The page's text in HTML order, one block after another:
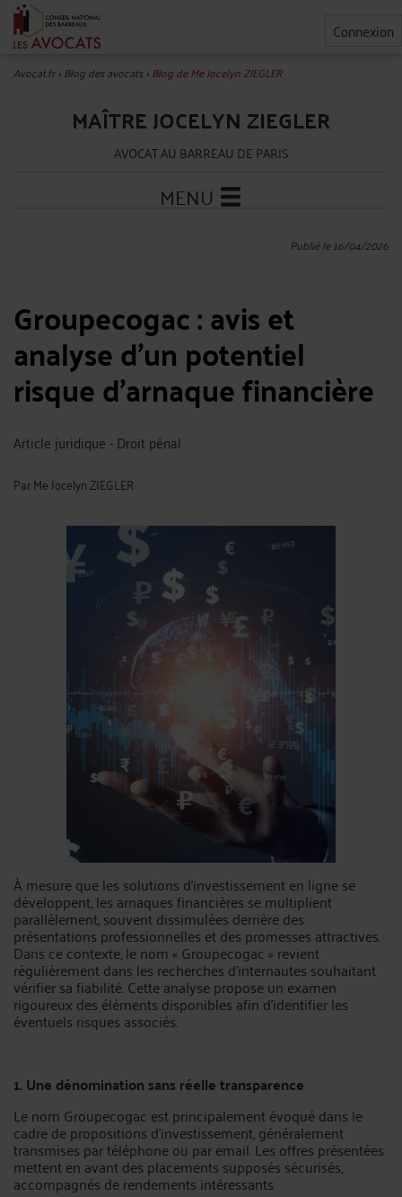
Connexion
Avocat.fr>Blog des avocats>Blog de Me Jocelyn ZIEGLER
MAÎTRE JOCELYN ZIEGLER
AVOCAT AU BARREAU DE PARIS
MENU
Publié le 16/04/2026
Groupecogac : avis et
analyse d’un potentiel
risque d’arnaque financière
Article juridique - Droit pénal
ParMe Jocelyn ZIEGLER
À mesure que les solutions d’investissement en ligne se
développent, les arnaques financières se multiplient
parallèlement, souvent dissimulées derrière des
présentations professionnelles et des promesses attractives.
Dans ce contexte, le nom « Groupecogac » revient
régulièrement dans les recherches d’internautes souhaitant
vérifier sa fiabilité. Cette analyse propose un examen
rigoureux des éléments disponibles afin d’identifier les
éventuels risques associés.
1. Une dénomination sans réelle transparence
Le nom Groupecogac est principalement évoqué dans le
cadre de propositions d’investissement, généralement
transmises par téléphone ou par email. Les offres présentées
mettent en avant des placements supposés sécurisés,
accompagnés de rendements intéressants.